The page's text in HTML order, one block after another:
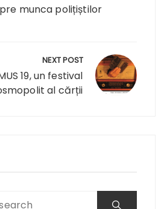
munca polițiștilor
NEXT POST
19, un festival
al cărții